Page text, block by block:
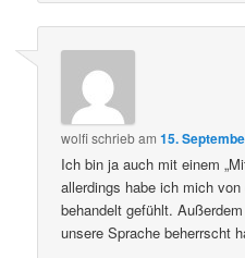
wolfischriebam15.
Ich bin ja auch mit einem
allerdings habe ich mich
behandelt gefühlt.
unsere Sprache beherrscht